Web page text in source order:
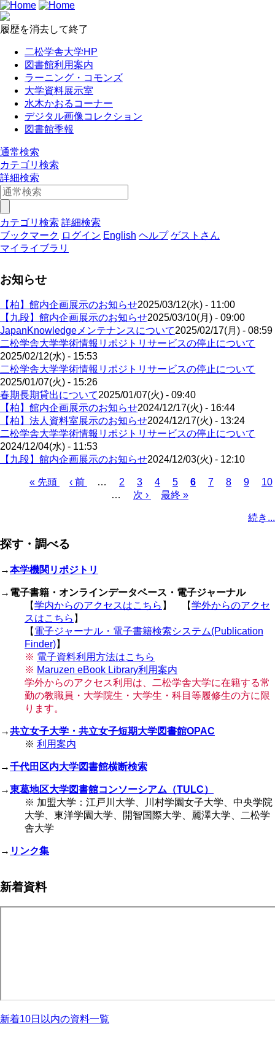
履歴を消去して終了
二松学舎大学HP
図書館利用案内
ラーニング・コモンズ
大学資料展示室
水木かおるコーナー
デジタル画像コレクション
図書館季報
通常検索
カテゴリ検索
詳細検索
カテゴリ検索 詳細検索
ブックマーク ログイン English ヘルプ ゲストさん
マイライブラリ
お知らせ
【柏】館内企画展示のお知らせ2025/03/12(水) - 11:00
【九段】館内企画展示のお知らせ2025/03/10(月) - 09:00
JapanKnowledgeメンテナンスについて2025/02/17(月) - 08:59
二松学舎大学学術情報リポジトリサービスの停止について
2025/02/12(水) - 15:53
二松学舎大学学術情報リポジトリサービスの停止について
2025/01/07(火) - 15:26
春期長期貸出について2025/01/07(火) - 09:40
【柏】館内企画展示のお知らせ2024/12/17(火) - 16:44
【柏】法人資料室展示のお知らせ2024/12/17(火) - 13:24
二松学舎大学学術情報リポジトリサービスの停止について
2024/12/04(水) - 11:53
【九段】館内企画展示のお知らせ2024/12/03(火) - 12:10
り
先
« 先頭
前
‹ 前 …
ペ
ー
2
ペ
ー
3
ペ
ー
4
ペ
ー
5
カ
6
ペ
7
ペ
8
ペ
9
ペ
10
…
次
次 ›
最
最終 »
続き...
探す・調べる
→本学機関リポジトリ
→ 電子書籍・オンラインデータベース・電子ジャーナル
【学内からのアクセスはこちら 】 【学外からのアクセ
スはこちら 】
【 電子ジャーナル・電子書籍検索システム(Publication
Finder)】
※ 電子資料利用方法はこちら
※ Maruzen eBook Library利用案内
学外からのアクセス利用は、二松学舎大学に在籍する常
勤の教職員・大学院生・大学生・科目等履修生の方に限
ります。
→共立女子大学・共立女子短期大学図書館OPAC
※ 利用案内
→千代田区内大学図書館横断検索
→東葛地区大学図書館コンソーシアム（TULC）
※ 加盟大学：江戸川大学、川村学園女子大学、中央学院
大学、東洋学園大学、開智国際大学、麗澤大学、二松学
舎大学
→ リンク集
新着資料
新着10日以内の資料一覧